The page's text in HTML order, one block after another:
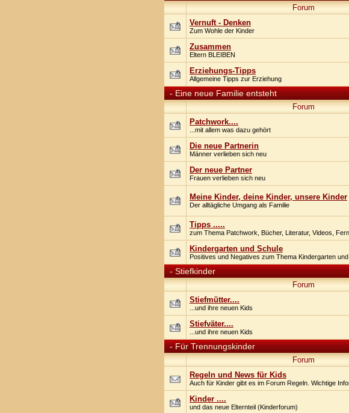
Forum
Vernuft - Denken
Zum Wohle der Kinder
Zusammen
Eltern BLEIBEN
Erziehungs-Tipps
Allgemeine Tipps zur Erziehung
- Eine neue Familie entsteht
Forum
Patchwork....
...mit allem was dazu gehört
Die neue Partnerin
Männer verlieben sich neu
Der neue Partner
Frauen verlieben sich neu
Meine Kinder, deine Kinder, unsere Kinder
Der alltägliche Umgang als Familie
Tipps .....
zum Thema Patchwork, Bücher, Literatur, Videos,
Kindergarten und Schule
Positives und Negatives zum Thema Kindergarten
- Stiefkinder
Forum
Stiefmütter....
...und ihre neuen Kids
Stiefväter....
...und ihre neuen Kids
- Für Trennungskinder
Forum
Regeln und News für Kids
Auch für Kinder gibt es im Forum Regeln. Wichtige
Kinder ....
und das neue Elternteil (Kinderforum)